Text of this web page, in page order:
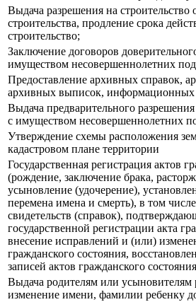
Выдача разрешения на строительство
строительства, продление срока
строительство;
Заключение договоров
имуществом несовершеннолетних
Предоставление архивных справок,
архивных выписок, информационных
Выдача предварительного
с имуществом несовершеннолетних
Утверждение схемы расположения
кадастровом плане территории
Государственная регистрация актов
(рождение, заключение брака,
усыновление (удочерение),
перемена имена и смерть), в том
свидетельств (справок),
государственной регистрации акта
внесение исправлений и (или)
гражданского состояния,
записей актов гражданского
Выдача родителям или усыновителям
изменение имени, фамилии ребенку